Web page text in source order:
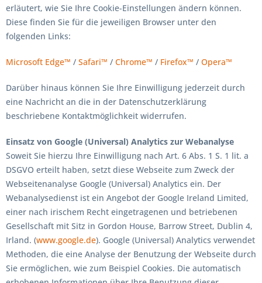
erläutert, wie Sie Ihre Cookie-Einstellungen ändern können.
Diese finden Sie für die jeweiligen Browser unter den
folgenden Links:
Microsoft Edge™ / Safari™ / Chrome™ / Firefox™ / Opera™
Darüber hinaus können Sie Ihre Einwilligung jederzeit durch
eine Nachricht an die in der Datenschutzerklärung
beschriebene Kontaktmöglichkeit widerrufen.
Einsatz von Google (Universal) Analytics zur Webanalyse
Soweit Sie hierzu Ihre Einwilligung nach Art. 6 Abs. 1 S. 1 lit. a
DSGVO erteilt haben, setzt diese Webseite zum Zweck der
Webseitenanalyse Google (Universal) Analytics ein. Der
Webanalysedienst ist ein Angebot der Google Ireland Limited,
einer nach irischem Recht eingetragenen und betriebenen
Gesellschaft mit Sitz in Gordon House, Barrow Street, Dublin 4,
Irland. (www.google.de). Google (Universal) Analytics verwendet
Methoden, die eine Analyse der Benutzung der Webseite durch
Sie ermöglichen, wie zum Beispiel Cookies. Die automatisch